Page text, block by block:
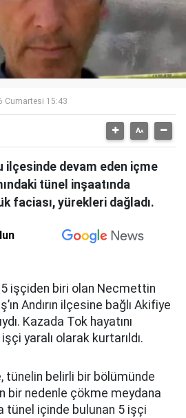
Cumartesi 15:43
ilçesinde devam eden içme
tünel inşaatında
faciası, yürekleri dağladı.
işçiden biri olan Necmettin
Andırın ilçesine bağlı Akifiye
Kazada Tok hayatını
yaralı olarak kurtarıldı.
tünelin belirli bir bölümünde
bir nedenle çökme meydana
tünel içinde bulunan 5 işçi